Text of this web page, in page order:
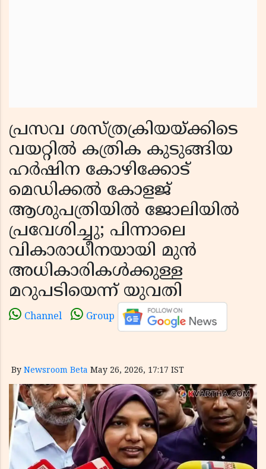
പ്രസവ ശസ്ത്രക്രിയയ്ക്കിടെ
വയറ്റിൽ കത്രിക കുടുങ്ങിയ
ഹർഷിന കോഴിക്കോട്
മെഡിക്കൽ കോളജ്
ആശുപത്രിയിൽ ജോലിയിൽ
പ്രവേശിച്ചു; പിന്നാലെ
വികാരാധീനയായി മുൻ
അധികാരികൾക്കുള്ള
മറുപടിയെന്ന് യുവതി
Channel Group
By Newsroom Beta May 26, 2026, 17:17 IST